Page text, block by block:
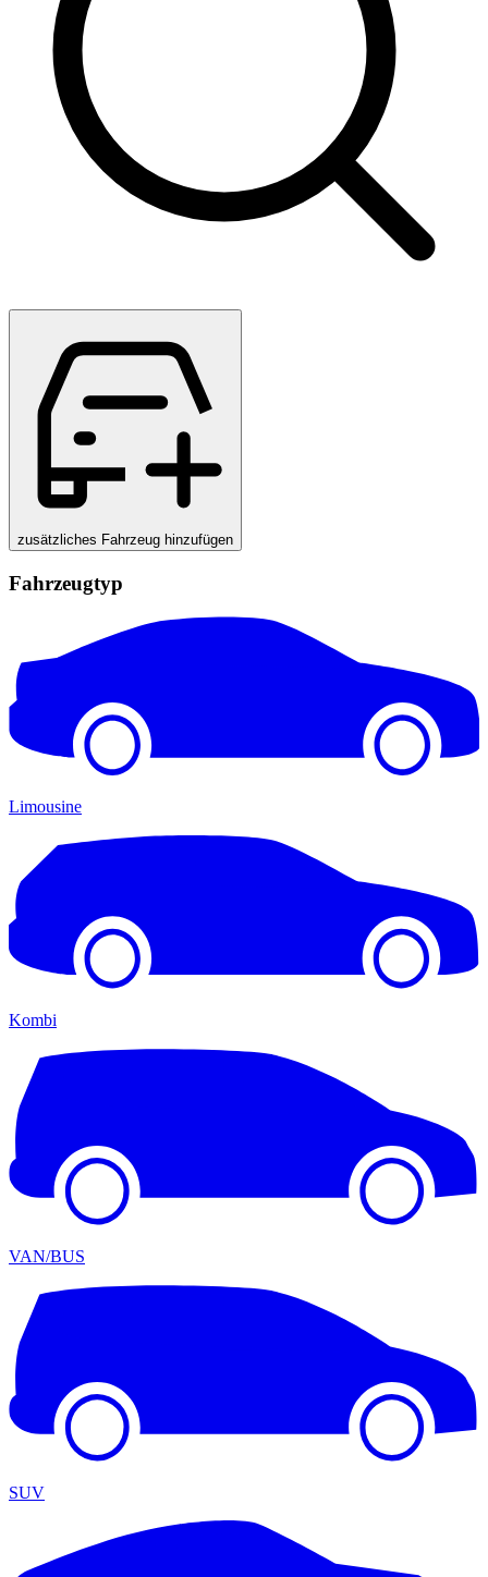
zusätzliches Fahrzeug hinzufügen
Fahrzeugtyp
Limousine
Kombi
VAN/BUS
SUV